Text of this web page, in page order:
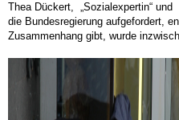
Thea Dückert, „Sozialexpertin“
die Bundesregierung aufgefordert,
Zusammenhang gibt, wurde